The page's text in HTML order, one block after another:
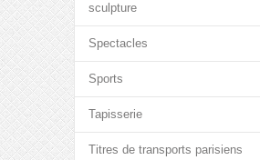
sculpture
Spectacles
Sports
Tapisserie
Titres de transports parisiens